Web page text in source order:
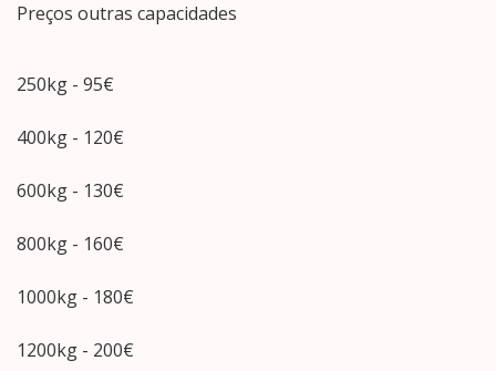
Preços outras capacidades
250kg - 95€
400kg - 120€
600kg - 130€
800kg - 160€
1000kg - 180€
1200kg - 200€